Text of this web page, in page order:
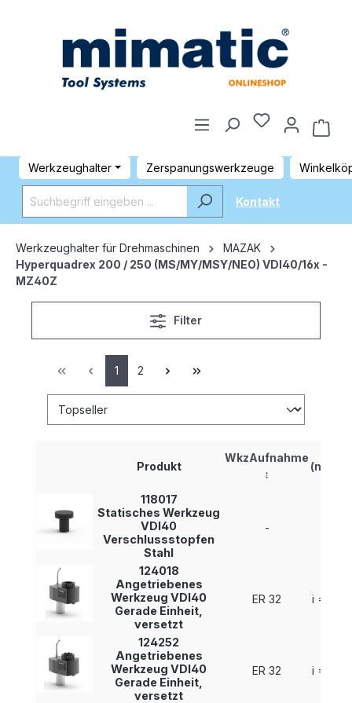
Werkzeughalter Zerspanungswerkzeuge
Kontakt
Werkzeughalter für Drehmaschinen
MAZAK
Hyperquadrex 200 / 250 (MS/MY/MSY/NEO) VDI40/16x -
MZ40Z
Filter
1 2
Produkt
WkzAufnahme
↕
(n1:n2)
118017
Statisches Werkzeug
VDI40
Verschlussstopfen
Stahl
-
124018
Angetriebenes
Werkzeug VDI40
Gerade Einheit,
versetzt
ER 32 i = 1 : 1
124252
Angetriebenes
Werkzeug VDI40
Gerade Einheit,
versetzt
ER 32 i = 1 : 1